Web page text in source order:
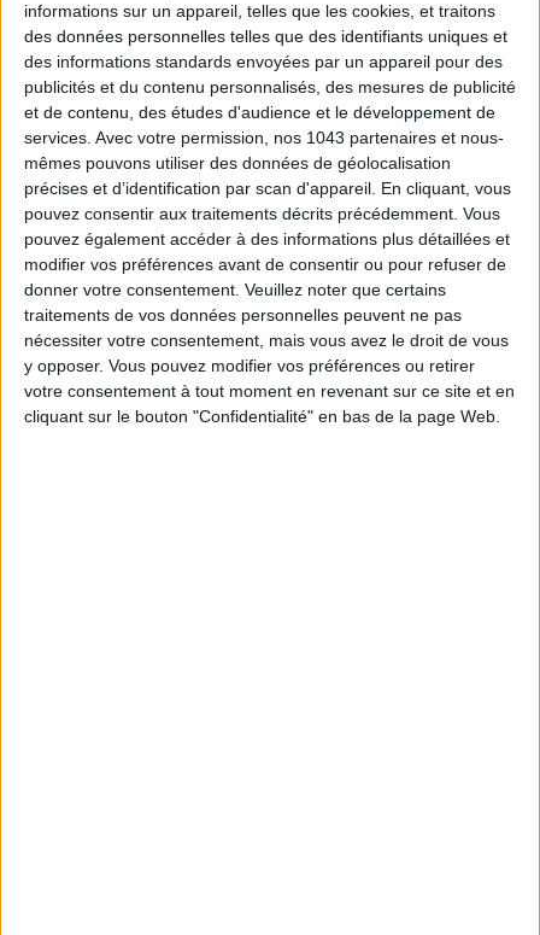
informations sur un appareil, telles que les cookies, et traitons
des données personnelles telles que des identifiants uniques et
des informations standards envoyées par un appareil pour des
publicités et du contenu personnalisés, des mesures de publicité
et de contenu, des études d'audience et le développement de
services. Avec votre permission, nos 1043 partenaires et nous-
mêmes pouvons utiliser des données de géolocalisation
précises et d’identification par scan d'appareil. En cliquant, vous
pouvez consentir aux traitements décrits précédemment. Vous
pouvez également accéder à des informations plus détaillées et
modifier vos préférences avant de consentir ou pour refuser de
donner votre consentement. Veuillez noter que certains
traitements de vos données personnelles peuvent ne pas
nécessiter votre consentement, mais vous avez le droit de vous
y opposer. Vous pouvez modifier vos préférences ou retirer
votre consentement à tout moment en revenant sur ce site et en
cliquant sur le bouton "Confidentialité" en bas de la page Web.
10 LIP TREATMENTS YOU NEED TO BUY RIGHT NOW